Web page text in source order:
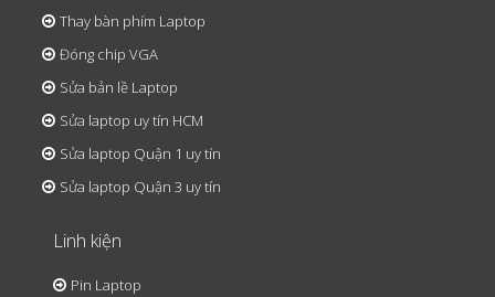
Thay bàn phím Laptop
Đóng chip VGA
Sửa bản lề Laptop
Sửa laptop uy tín HCM
Sửa laptop Quận 1 uy tín
Sửa laptop Quận 3 uy tín
Linh kiện
Pin Laptop